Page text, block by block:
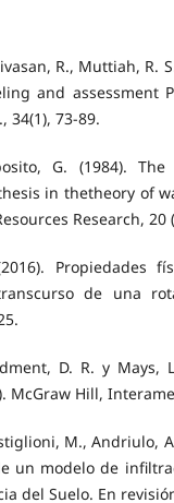
R., Muttiah, R.
and assessment
34(1), 73-89.
G. (1984).
in thetheory of
Research, 20
Propiedades
de una
D. R. y Mays,
McGraw Hill,
M., Andriulo,
un modelo de
del Suelo. En